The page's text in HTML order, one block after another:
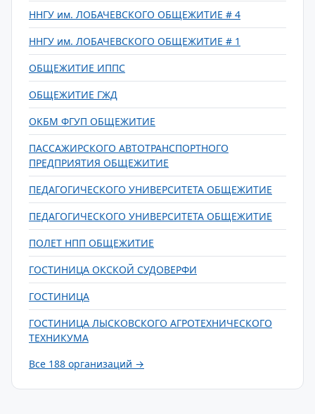
ННГУ им. ЛОБАЧЕВСКОГО ОБЩЕЖИТИЕ # 4
ННГУ им. ЛОБАЧЕВСКОГО ОБЩЕЖИТИЕ # 1
ОБЩЕЖИТИЕ ИППС
ОБЩЕЖИТИЕ ГЖД
ОКБМ ФГУП ОБЩЕЖИТИЕ
ПАССАЖИРСКОГО АВТОТРАНСПОРТНОГО
ПРЕДПРИЯТИЯ ОБЩЕЖИТИЕ
ПЕДАГОГИЧЕСКОГО УНИВЕРСИТЕТА ОБЩЕЖИТИЕ
ПЕДАГОГИЧЕСКОГО УНИВЕРСИТЕТА ОБЩЕЖИТИЕ
ПОЛЕТ НПП ОБЩЕЖИТИЕ
ГОСТИНИЦА ОКСКОЙ СУДОВЕРФИ
ГОСТИНИЦА
ГОСТИНИЦА ЛЫСКОВСКОГО АГРОТЕХНИЧЕСКОГО
ТЕХНИКУМА
Все 188 организаций →